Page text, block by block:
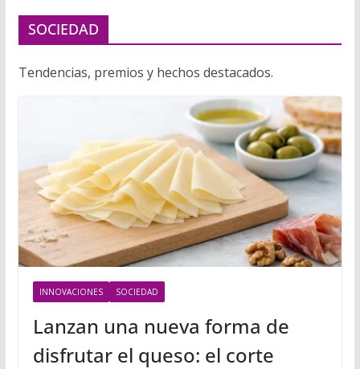
SOCIEDAD
Tendencias, premios y hechos destacados.
INNOVACIONES SOCIEDAD
Lanzan una nueva forma de
disfrutar el queso: el corte